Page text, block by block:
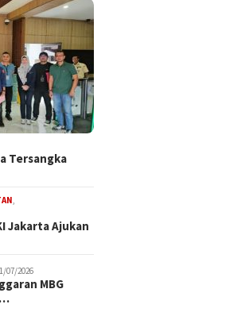
Tersangka
Jakarta Ajukan
07/2026
MBG